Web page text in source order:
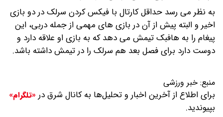
به نظر می رسد حداقل کارتال با فیکس کردن سرلک در دو بازی
اخیر و البته پیش از آن در بازی های مهمی از جمله دربی، این
پیغام را به هافبک تیمش می دهد که به بازی او علاقه دارد و
دوست دارد برای فصل بعد هم سرلک را در تیمش داشته باشد.
منبع: خبر ورزشی
برای اطلاع از آخرین اخبار و تحلیل‌ها به کانال شرق در «تلگرام»
بپیوندید.